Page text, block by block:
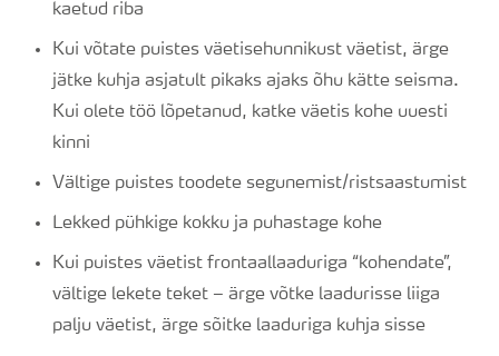
kaetud riba
Kui võtate puistes väetisehunnikust väetist, ärge
jätke kuhja asjatult pikaks ajaks õhu kätte seisma.
Kui olete töö lõpetanud, katke väetis kohe uuesti
kinni
Vältige puistes toodete segunemist/ristsaastumist
Lekked pühkige kokku ja puhastage kohe
Kui puistes väetist frontaallaaduriga “kohendate”,
vältige lekete teket – ärge võtke laadurisse liiga
palju väetist, ärge sõitke laaduriga kuhja sisse